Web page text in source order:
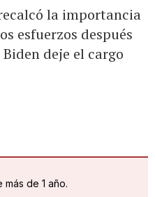
la importancia
esfuerzos después
deje el cargo
de 1 año.